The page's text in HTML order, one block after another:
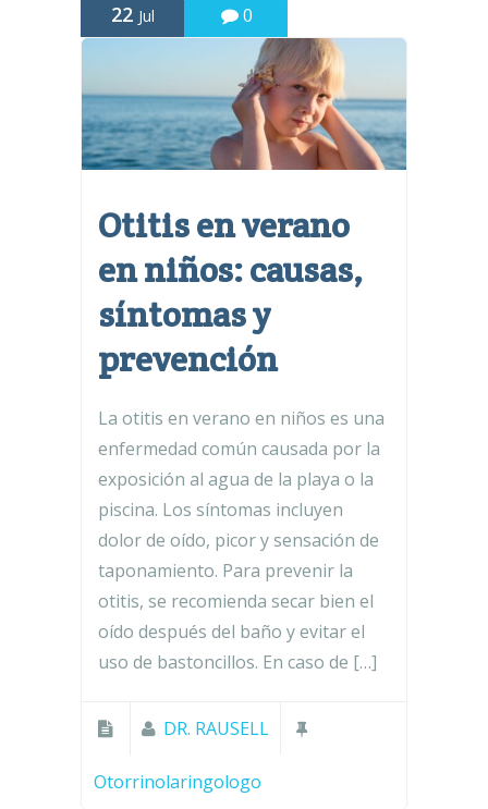
22 Jul 0
Otitis en verano
en niños: causas,
síntomas y
prevención
La otitis en verano en niños es una
enfermedad común causada por la
exposición al agua de la playa o la
piscina. Los síntomas incluyen
dolor de oído, picor y sensación de
taponamiento. Para prevenir la
otitis, se recomienda secar bien el
oído después del baño y evitar el
uso de bastoncillos. En caso de […]
DR. RAUSELL
Otorrinolaringologo